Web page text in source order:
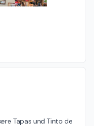
Tapas und Tinto de